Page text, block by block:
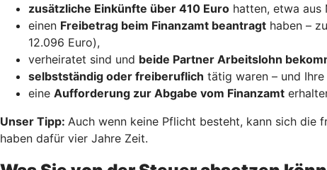
zusätzliche Einkünfte über 410 Euro hatten, etwa aus
einen Freibetrag beim Finanzamt beantragt haben –
12.096 Euro),
verheiratet sind und beide Partner Arbeitslohn
selbstständig oder freiberuflich tätig waren – und
eine Aufforderung zur Abgabe vom Finanzamt
Unser Tipp: Auch wenn keine Pflicht besteht, kann sich die
haben dafür vier Jahre Zeit.